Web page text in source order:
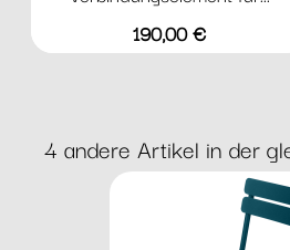
Preis
190,00 €
4 andere Artikel in der